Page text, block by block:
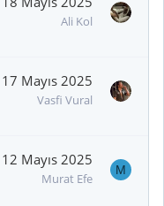
Ali Kol
17 Mayıs 2025
Vasfi Vural
12 Mayıs 2025
Murat Efe
M